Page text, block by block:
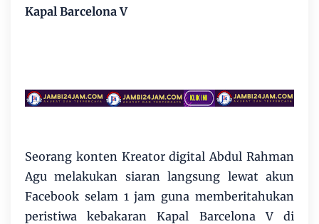
Kapal Barcelona V
Seorang konten Kreator digital Abdul Rahman
Agu melakukan siaran langsung lewat akun
Facebook selam 1 jam guna memberitahukan
peristiwa kebakaran Kapal Barcelona V di